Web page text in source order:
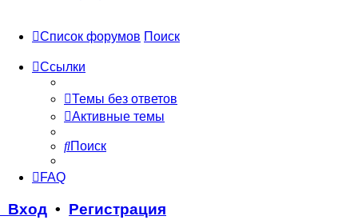
Список форумов Поиск
Ссылки
Темы без ответов
Активные темы
Поиск
FAQ
Вход • Регистрация